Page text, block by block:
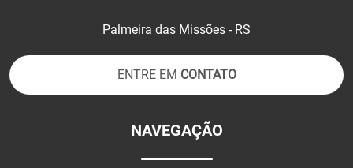
Palmeira das Missões - RS
ENTRE EM CONTATO
NAVEGAÇÃO